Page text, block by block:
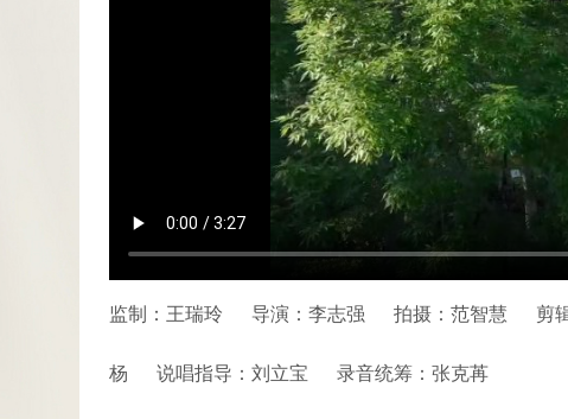
监制：王瑞玲 导演：李志强 拍摄：范智慧 剪
杨 说唱指导：刘立宝 录音统筹：张克苒